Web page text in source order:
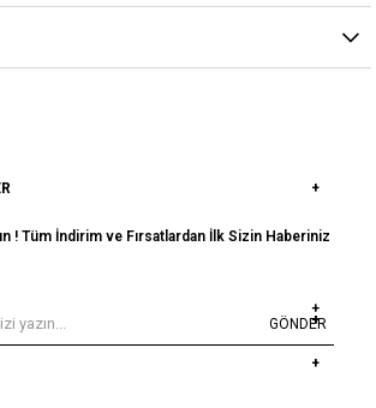
! Tüm İndirim ve Fırsatlardan İlk Sizin Haberiniz
GÖNDER